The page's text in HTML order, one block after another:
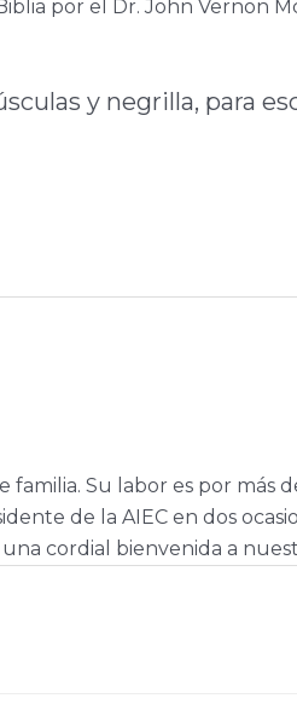
por el Dr. John Vernon
y negrilla, para
Su labor es por más
de la AIEC en dos
cordial bienvenida a